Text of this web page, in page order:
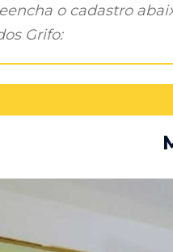
o cadastro
Grifo: